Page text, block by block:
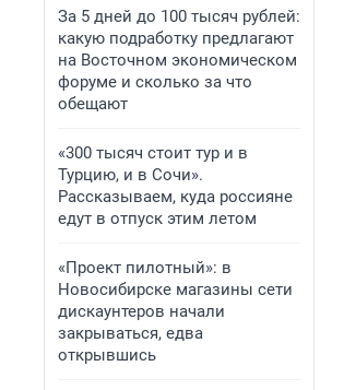
За 5 дней до 100 тысяч рублей:
какую подработку предлагают
на Восточном экономическом
форуме и сколько за что
обещают
«300 тысяч стоит тур и в
Турцию, и в Сочи».
Рассказываем, куда россияне
едут в отпуск этим летом
«Проект пилотный»: в
Новосибирске магазины сети
дискаунтеров начали
закрываться, едва
открывшись